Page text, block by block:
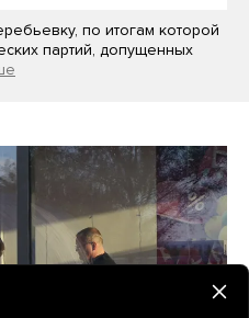
по итогам которой
партий, допущенных